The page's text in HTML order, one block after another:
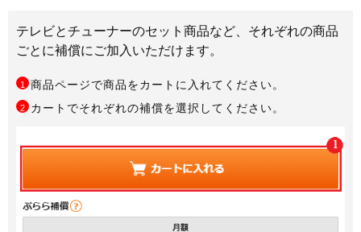
テレビとチューナーのセット商品など、それぞれの商品
ごとに補償にご加入いただけます。
1 商品ページで商品をカートに入れてください。
2 カートでそれぞれの補償を選択してください。